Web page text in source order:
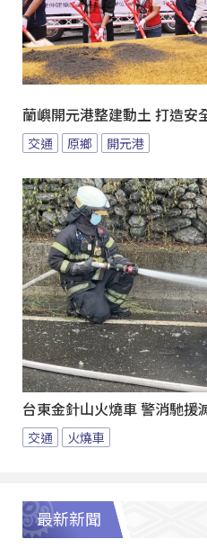
蘭嶼開元港整建動土 打造安
交通 原鄉 開元港
台東金針山火燒車 警消馳援
交通 火燒車
最新新聞